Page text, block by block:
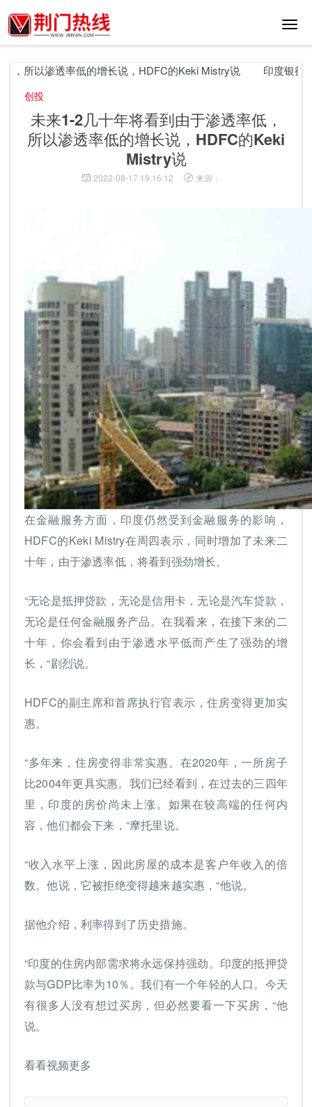
切
航
所以渗透率低的增长说，HDFC的Keki Mistry说 印度银行
创投
未来1-2几十年将看到由于渗透率低，
所以渗透率低的增长说，HDFC的Keki
Mistry说
2022-08-17 19:16:12 来源：
在金融服务方面，印度仍然受到金融服务的影响，
HDFC的Keki Mistry在周四表示，同时增加了未来二
十年，由于渗透率低，将看到强劲增长。
“无论是抵押贷款，无论是信用卡，无论是汽车贷款，
无论是任何金融服务产品。在我看来，在接下来的二
十年，你会看到由于渗透水平低而产生了强劲的增
长，“剧烈说。
HDFC的副主席和首席执行官表示，住房变得更加实
惠。
“多年来，住房变得非常实惠。在2020年，一所房子
比2004年更具实惠。我们已经看到，在过去的三四年
里，印度的房价尚未上涨。如果在较高端的任何内
容，他们都会下来，“摩托里说。
“收入水平上涨，因此房屋的成本是客户年收入的倍
数。他说，它被拒绝变得越来越实惠，“他说。
据他介绍，利率得到了历史措施。
“印度的住房内部需求将永远保持强劲。印度的抵押贷
款与GDP比率为10％。我们有一个年轻的人口。今天
有很多人没有想过买房，但必然要看一下买房，“他
说。
看看视频更多